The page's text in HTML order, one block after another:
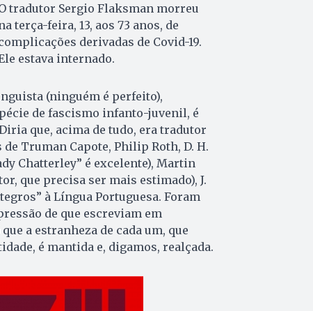
tradutor Sergio Flaksman morreu
terça-feira, 13, aos 73 anos, de
derivadas de Covid-19.
estava internado.
(ninguém é perfeito),
de fascismo infanto-juvenil, é
que, acima de tudo, era tradutor
de Truman Capote, Philip Roth, D. H.
Chatterley” é excelente), Martin
que precisa ser mais estimado), J.
à Língua Portuguesa. Foram
de que escreviam em
a estranheza de cada um, que
é mantida e, digamos, realçada.